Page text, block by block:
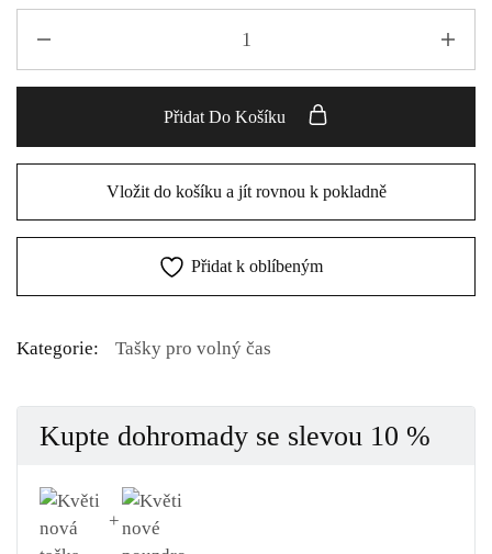
Přidat Do Košíku
Vložit do košíku a jít rovnou k pokladně
Přidat k oblíbeným
Kategorie: Tašky pro volný čas
Kupte dohromady se slevou 10 %